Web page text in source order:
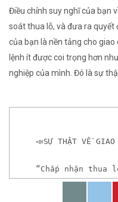
Điều chỉnh suy nghĩ của bạn
soát thua lỗ, và đưa ra quyết
của bạn là nền tảng cho
lệnh ít được coi trọng hơn
nghiệp của mình. Đó là sự
📣SỰ THẬT VỀ
“Chấp nhận
𝘟𝘦𝘮 𝘤𝘩𝘪 𝘵𝘪ế𝘵: